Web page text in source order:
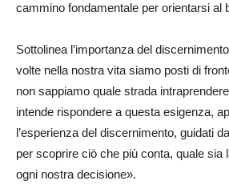
cammino fondamentale per orientarsi al
Sottolinea l’importanza del
volte nella nostra vita siamo posti di
non sappiamo quale strada
intende rispondere a questa esigenza,
l’esperienza del discernimento, guidati
per scoprire ciò che più conta, quale sia
ogni nostra decisione».